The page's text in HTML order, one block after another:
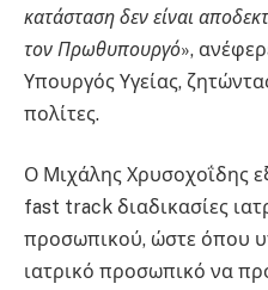
κατάσταση δεν είναι
τον Πρωθυπουργό»,
Υπουργός Υγείας,
πολίτες.
Ο Μιχάλης Χρυσοχοΐδης
fast track διαδικασίες
προσωπικού, ώστε όπου
ιατρικό προσωπικό να